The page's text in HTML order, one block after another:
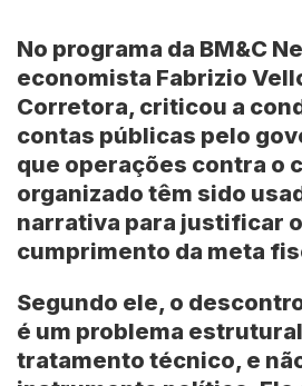
No programa da BM&C
economista Fabrizio
Corretora, criticou a
contas públicas pelo
que operações contra o
organizado têm sido
narrativa para justificar
cumprimento da meta
Segundo ele, o
é um problema
tratamento técnico, e